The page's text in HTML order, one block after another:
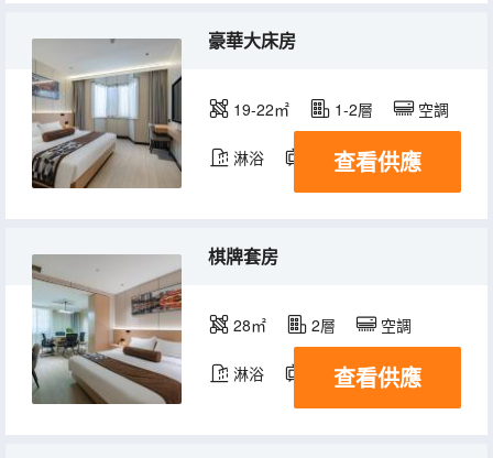
豪華大床房
19-22㎡ 1-2層 空調
淋浴 電視機
查看供應
棋牌套房
28㎡ 2層 空調
淋浴 電視機
查看供應